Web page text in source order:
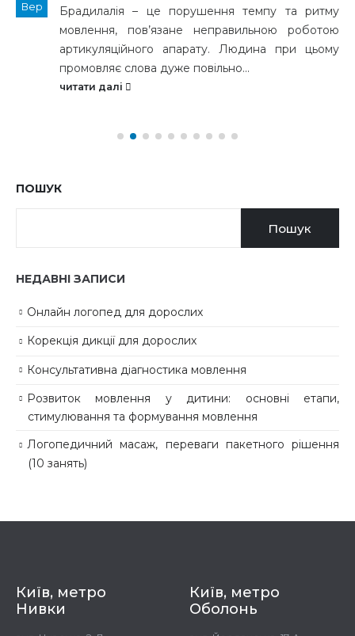
Вер
Брадилалія – це порушення темпу та ритму
мовлення, пов’язане неправильною роботою
артикуляційного апарату. Людина при цьому
промовляє слова дуже повільно...
читати далі
ПОШУК
Пошук
НЕДАВНІ ЗАПИСИ
Онлайн логопед для дорослих
Корекція дикції для дорослих
Консультативна діагностика мовлення
Розвиток мовлення у дитини: основні етапи,
стимулювання та формування мовлення
Логопедичний масаж, переваги пакетного рішення
(10 занять)
Київ, метро
Нивки
Київ, метро
Оболонь